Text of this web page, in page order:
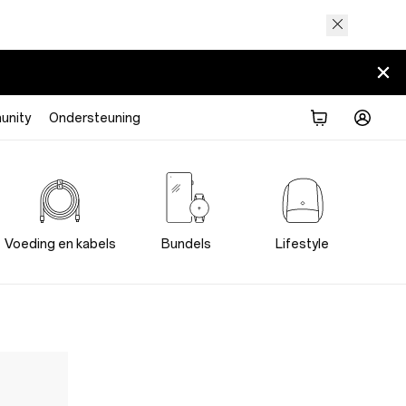
Ondersteuning
Voeding en kabels Bundels Lifestyle